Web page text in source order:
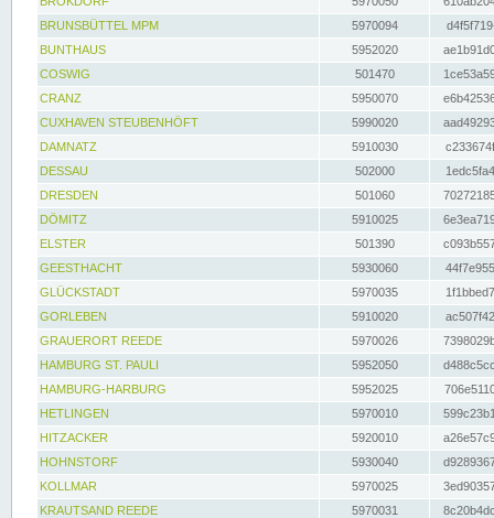
BRUNSBÜTTEL MPM
5970094
BUNTHAUS
5952020
COSWIG
501470
CRANZ
5950070
CUXHAVEN STEUBENHÖFT
5990020
DAMNATZ
5910030
DESSAU
502000
DRESDEN
501060
DÖMITZ
5910025
ELSTER
501390
GEESTHACHT
5930060
GLÜCKSTADT
5970035
GORLEBEN
5910020
GRAUERORT REEDE
5970026
HAMBURG ST. PAULI
5952050
HAMBURG-HARBURG
5952025
HETLINGEN
5970010
HITZACKER
5920010
HOHNSTORF
5930040
KOLLMAR
5970025
KRAUTSAND REEDE
5970031